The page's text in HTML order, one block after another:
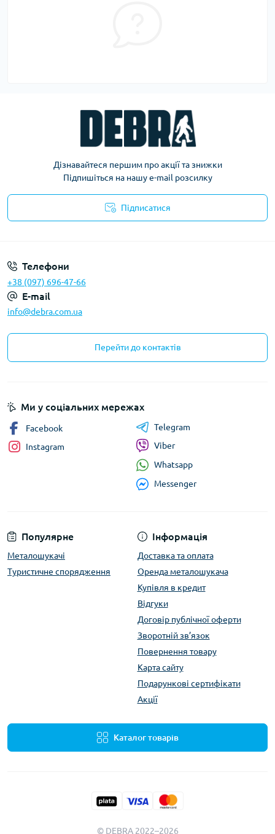
Дізнавайтеся першим про акції та знижки
Підпишіться на нашу e-mail розсилку
Підписатися
Телефони
+38 (097) 696-47-66
E-mail
info@debra.com.ua
Перейти до контактів
Популярне
Металошукачі
Туристичне спорядження
Інформація
Доставка та оплата
Оренда металошукача
Купівля в кредит
Відгуки
Договір публічної оферти
Зворотній зв’язок
Повернення товару
Карта сайту
Подарункові сертифікати
Акції
Каталог товарів
Ми у соціальних мережах
Facebook
Instagram
Telegram
Viber
Whatsapp
Messenger
© DEBRA 2022–2026